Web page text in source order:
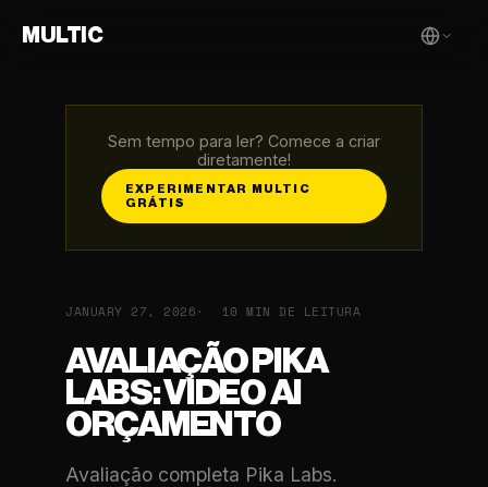
MULTIC
Sem tempo para ler? Comece a criar
diretamente!
EXPERIMENTAR MULTIC
GRÁTIS
JANUARY 27, 2026 10 MIN DE LEITURA
AVALIAÇÃO PIKA
LABS: VIDEO AI
ORÇAMENTO
Avaliação completa Pika Labs.